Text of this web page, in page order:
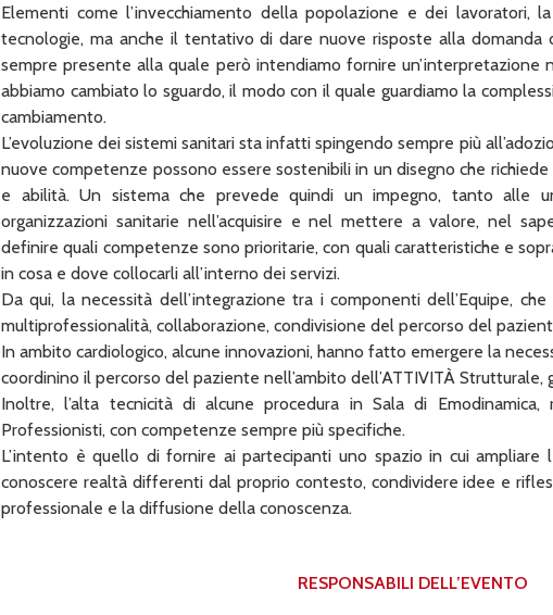
Elementi come l’invecchiamento della popolazione e dei lavoratori,
tecnologie, ma anche il tentativo di dare nuove risposte alla domanda
sempre presente alla quale però intendiamo fornire un’interpretazione
abbiamo cambiato lo sguardo, il modo con il quale guardiamo la
cambiamento.
L’evoluzione dei sistemi sanitari sta infatti spingendo sempre più
nuove competenze possono essere sostenibili in un disegno che
e abilità. Un sistema che prevede quindi un impegno, tanto alle
organizzazioni sanitarie nell’acquisire e nel mettere a valore, nel
definire quali competenze sono prioritarie, con quali caratteristiche e
in cosa e dove collocarli all’interno dei servizi.
Da qui, la necessità dell’integrazione tra i componenti dell’Equipe,
multiprofessionalità, collaborazione, condivisione del percorso del
In ambito cardiologico, alcune innovazioni, hanno fatto emergere la
coordinino il percorso del paziente nell’ambito dell’ATTIVITÀ
Inoltre, l’alta tecnicità di alcune procedura in Sala di
Professionisti, con competenze sempre più specifiche.
L’intento è quello di fornire ai partecipanti uno spazio in cui ampliare
conoscere realtà differenti dal proprio contesto, condividere idee e
professionale e la diffusione della conoscenza.
RESPONSABILI DELL’EVENTO​